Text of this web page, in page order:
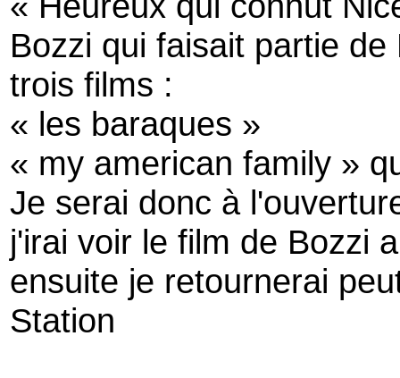
Bozzi qui faisait partie
trois films :
« les baraques »
« my american family »
Je serai donc à
j'irai voir le film de Bozzi
ensuite je retournerai
Station